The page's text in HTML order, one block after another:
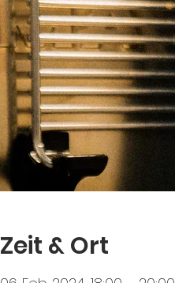
Zeit & Ort